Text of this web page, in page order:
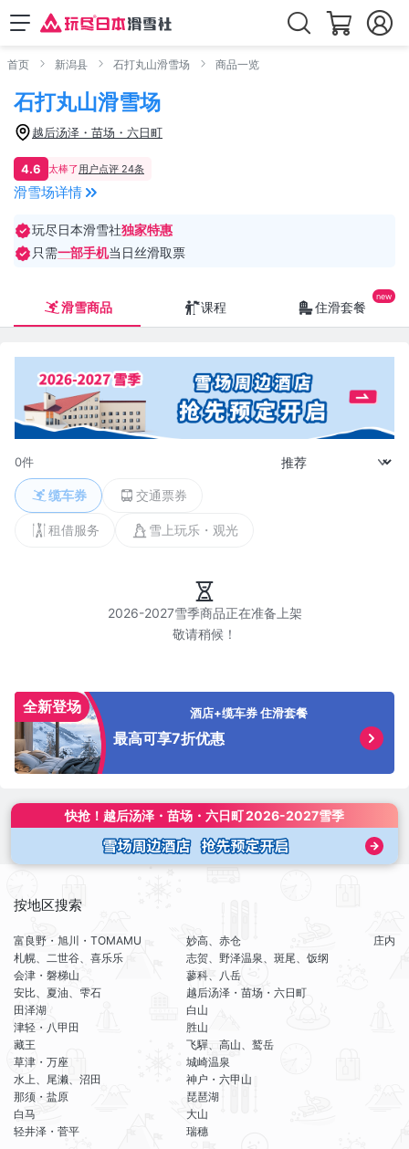
首页 新潟县 石打丸山滑雪场 商品一览
石打丸山滑雪场
越后汤泽・苗场・六日町
4.6 太棒了用户点评 24条
滑雪场详情
玩尽日本滑雪社独家特惠
只需一部手机当日丝滑取票
滑雪商品 课程 住滑套餐
0件
缆车券 交通票券
租借服务 雪上玩乐・观光
2026-2027雪季商品正在准备上架
全新登场 酒店+缆车券 住滑套餐
最高可享7折优惠
快抢！ 越后汤泽・苗场・六日町2026-2027雪季
按地区搜索
富良野・旭川・TOMAMU
札幌、二世谷、喜乐乐
会津・磐梯山
安比、夏油、雫石
田泽湖
津轻・八甲田
藏王
草津・万座
水上、尾濑、沼田
那须・盐原
白马
轻井泽・菅平
妙高、赤仓
志贺、野泽温泉、斑尾、饭纲
蓼科、八岳
越后汤泽・苗场・六日町
白山
胜山
飞驒、高山、鹫岳
城崎温泉
神户・六甲山
琵琶湖
大山
瑞穗
庄内